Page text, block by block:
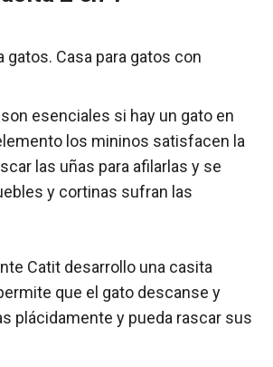
esenciales si hay un gato en
los mininos satisfacen la
las uñas para afilarlas y se
y cortinas sufran las
Catit desarrollo una casita
que el gato descanse y
plácidamente y pueda rascar sus